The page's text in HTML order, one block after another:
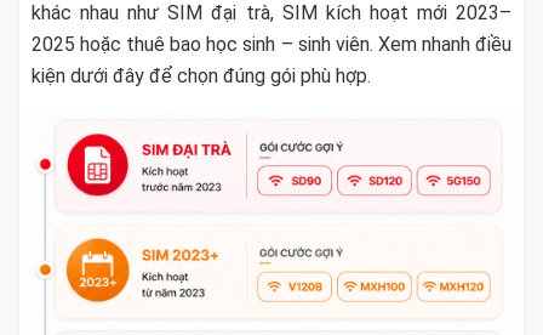
khác nhau như SIM đại trà, SIM kích hoạt mới 2023–
2025 hoặc thuê bao học sinh – sinh viên. Xem nhanh điều
kiện dưới đây để chọn đúng gói phù hợp.